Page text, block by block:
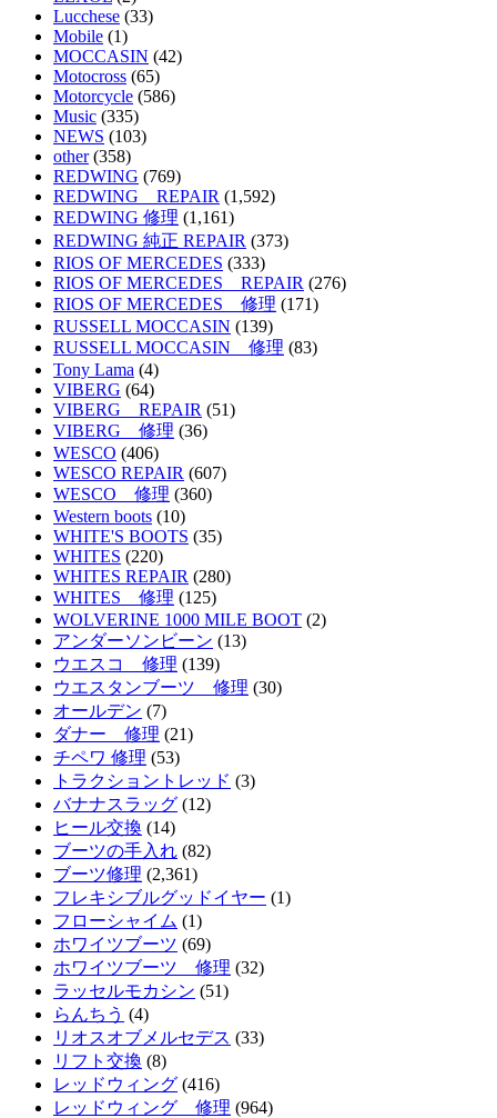
Lucchese (33)
Mobile (1)
MOCCASIN (42)
Motocross (65)
Motorcycle (586)
Music (335)
NEWS (103)
other(358)
REDWING (769)
REDWING REPAIR (1,592)
REDWING 修理 (1,161)
REDWING 純正 REPAIR (373)
RIOS OF MERCEDES (333)
RIOS OF MERCEDES REPAIR (276)
RIOS OF MERCEDES 修理 (171)
RUSSELL MOCCASIN (139)
RUSSELL MOCCASIN 修理 (83)
Tony Lama (4)
VIBERG (64)
VIBERG REPAIR (51)
VIBERG 修理 (36)
WESCO (406)
WESCO REPAIR (607)
WESCO 修理 (360)
Western boots (10)
WHITE'S BOOTS (35)
WHITES (220)
WHITES REPAIR (280)
WHITES 修理 (125)
WOLVERINE 1000 MILE BOOT (2)
アンダーソンビーン (13)
ウエスコ 修理 (139)
ウエスタンブーツ 修理 (30)
オールデン (7)
ダナー 修理 (21)
チペワ 修理 (53)
トラクショントレッド (3)
バナナスラッグ (12)
ヒール交換 (14)
ブーツの手入れ (82)
ブーツ修理 (2,361)
フレキシブルグッドイヤー (1)
フローシャイム (1)
ホワイツブーツ (69)
ホワイツブーツ 修理 (32)
ラッセルモカシン (51)
らんちう (4)
リオスオブメルセデス (33)
リフト交換 (8)
レッドウィング (416)
レッドウィング 修理 (964)